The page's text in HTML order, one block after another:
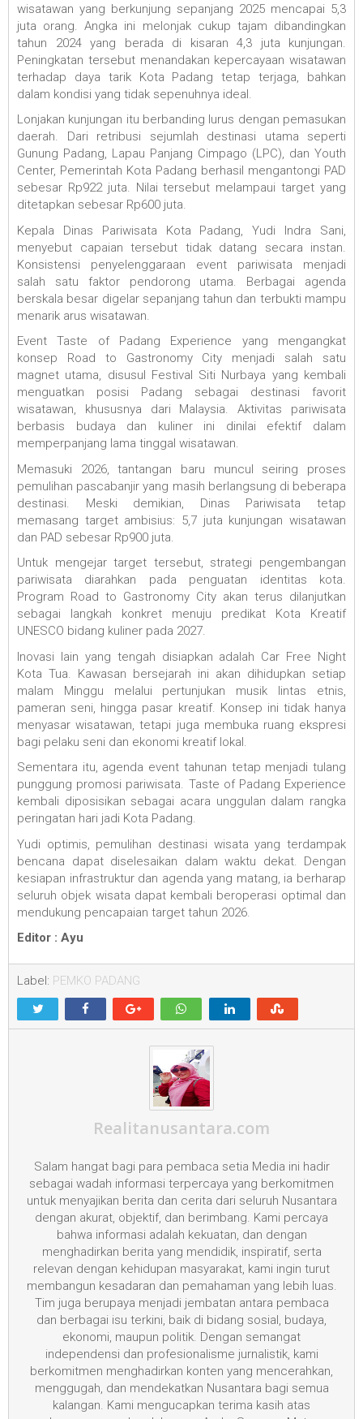
wisatawan yang berkunjung sepanjang 2025 mencapai 5,3
juta orang. Angka ini melonjak cukup tajam dibandingkan
tahun 2024 yang berada di kisaran 4,3 juta kunjungan.
Peningkatan tersebut menandakan kepercayaan wisatawan
terhadap daya tarik Kota Padang tetap terjaga, bahkan
dalam kondisi yang tidak sepenuhnya ideal.
Lonjakan kunjungan itu berbanding lurus dengan pemasukan
daerah. Dari retribusi sejumlah destinasi utama seperti
Gunung Padang, Lapau Panjang Cimpago (LPC), dan Youth
Center, Pemerintah Kota Padang berhasil mengantongi PAD
sebesar Rp922 juta. Nilai tersebut melampaui target yang
ditetapkan sebesar Rp600 juta.
Kepala Dinas Pariwisata Kota Padang, Yudi Indra Sani,
menyebut capaian tersebut tidak datang secara instan.
Konsistensi penyelenggaraan event pariwisata menjadi
salah satu faktor pendorong utama. Berbagai agenda
berskala besar digelar sepanjang tahun dan terbukti mampu
menarik arus wisatawan.
Event Taste of Padang Experience yang mengangkat
konsep Road to Gastronomy City menjadi salah satu
magnet utama, disusul Festival Siti Nurbaya yang kembali
menguatkan posisi Padang sebagai destinasi favorit
wisatawan, khususnya dari Malaysia. Aktivitas pariwisata
berbasis budaya dan kuliner ini dinilai efektif dalam
memperpanjang lama tinggal wisatawan.
Memasuki 2026, tantangan baru muncul seiring proses
pemulihan pascabanjir yang masih berlangsung di beberapa
destinasi. Meski demikian, Dinas Pariwisata tetap
memasang target ambisius: 5,7 juta kunjungan wisatawan
dan PAD sebesar Rp900 juta.
Untuk mengejar target tersebut, strategi pengembangan
pariwisata diarahkan pada penguatan identitas kota.
Program Road to Gastronomy City akan terus dilanjutkan
sebagai langkah konkret menuju predikat Kota Kreatif
UNESCO bidang kuliner pada 2027.
Inovasi lain yang tengah disiapkan adalah Car Free Night
Kota Tua. Kawasan bersejarah ini akan dihidupkan setiap
malam Minggu melalui pertunjukan musik lintas etnis,
pameran seni, hingga pasar kreatif. Konsep ini tidak hanya
menyasar wisatawan, tetapi juga membuka ruang ekspresi
bagi pelaku seni dan ekonomi kreatif lokal.
Sementara itu, agenda event tahunan tetap menjadi tulang
punggung promosi pariwisata. Taste of Padang Experience
kembali diposisikan sebagai acara unggulan dalam rangka
peringatan hari jadi Kota Padang.
Yudi optimis, pemulihan destinasi wisata yang terdampak
bencana dapat diselesaikan dalam waktu dekat. Dengan
kesiapan infrastruktur dan agenda yang matang, ia berharap
seluruh objek wisata dapat kembali beroperasi optimal dan
mendukung pencapaian target tahun 2026.
Editor : Ayu
Label: PEMKO PADANG
Realitanusantara.com
Salam hangat bagi para pembaca setia Media ini hadir
sebagai wadah informasi terpercaya yang berkomitmen
untuk menyajikan berita dan cerita dari seluruh Nusantara
dengan akurat, objektif, dan berimbang. Kami percaya
bahwa informasi adalah kekuatan, dan dengan
menghadirkan berita yang mendidik, inspiratif, serta
relevan dengan kehidupan masyarakat, kami ingin turut
membangun kesadaran dan pemahaman yang lebih luas.
Tim juga berupaya menjadi jembatan antara pembaca
dan berbagai isu terkini, baik di bidang sosial, budaya,
ekonomi, maupun politik. Dengan semangat
independensi dan profesionalisme jurnalistik, kami
berkomitmen menghadirkan konten yang mencerahkan,
menggugah, dan mendekatkan Nusantara bagi semua
kalangan. Kami mengucapkan terima kasih atas